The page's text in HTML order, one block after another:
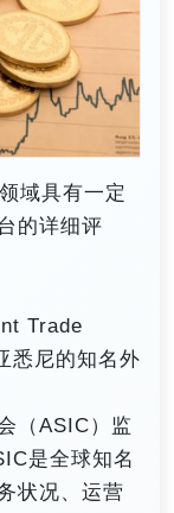
域具有一定
的详细评
Trade
悉尼的知名外
（ASIC）监
是全球知名
状况、运营